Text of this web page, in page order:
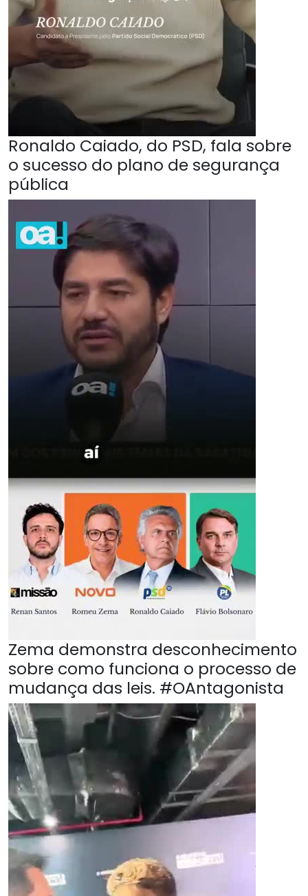
Ronaldo Caiado, do PSD, fala sobre
o sucesso do plano de segurança
pública
Zema demonstra desconhecimento
sobre como funciona o processo de
mudança das leis. #OAntagonista